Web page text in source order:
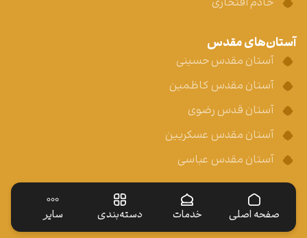
صفحه اصلی خدمات دسته‌بندی سایر
آستان‌های مقدس
آستان مقدس حسینی
آستان مقدس کاظمین
آستان قدس رضوی
آستان مقدس عسکریین
آستان مقدس عباسی